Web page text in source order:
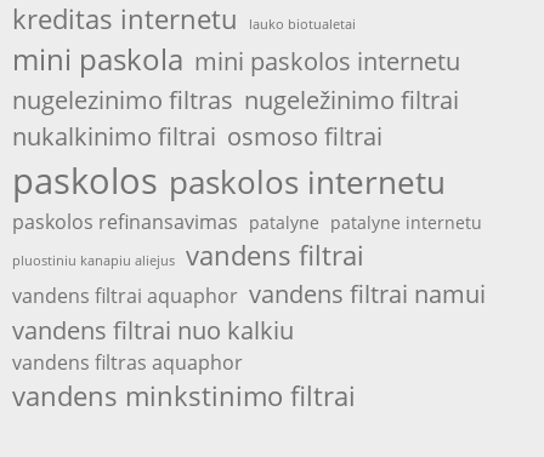
kreditas internetu lauko biotualetai
mini paskola mini paskolos internetu
nugelezinimo filtras nugeležinimo filtrai
nukalkinimo filtrai osmoso filtrai
paskolos paskolos internetu
paskolos refinansavimas patalyne patalyne internetu
pluostiniu kanapiu aliejus vandens filtrai
vandens filtrai aquaphor vandens filtrai namui
vandens filtrai nuo kalkiu
vandens filtras aquaphor
vandens minkstinimo filtrai